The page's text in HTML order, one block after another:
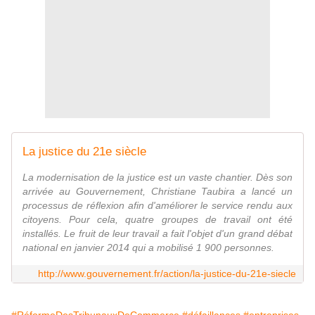
La justice du 21e siècle
La modernisation de la justice est un vaste chantier. Dès son
arrivée au Gouvernement, Christiane Taubira a lancé un
processus de réflexion afin d'améliorer le service rendu aux
citoyens. Pour cela, quatre groupes de travail ont été
installés. Le fruit de leur travail a fait l'objet d'un grand débat
national en janvier 2014 qui a mobilisé 1 900 personnes.
http://www.gouvernement.fr/action/la-justice-du-21e-siecle